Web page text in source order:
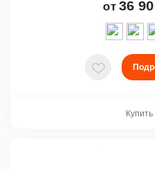
от 36
В избранное
Купить